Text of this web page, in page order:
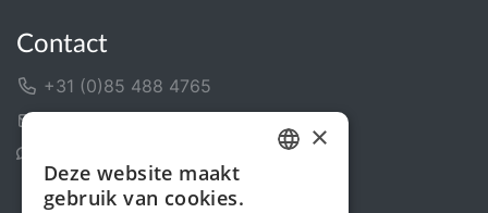
Contact
+31 (0)85 488 4765
×
Deze website maakt
gebruik van cookies.